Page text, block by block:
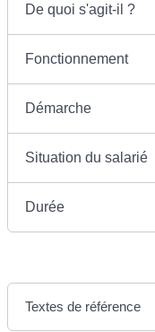
De quoi s'agit-il ?
Fonctionnement
Démarche
Situation du salarié
Durée
Textes de référence